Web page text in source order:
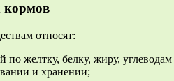
кормов
относят:
по желтку, белку, жиру,
и хранении;